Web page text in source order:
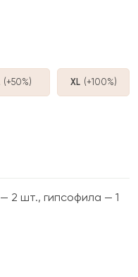
(+50%) XL (+100%)
2 шт., гипсофила — 1